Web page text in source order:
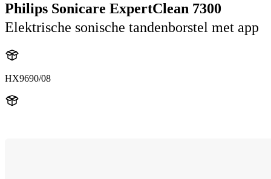
Philips Sonicare ExpertClean 7300
Elektrische sonische tandenborstel met app
HX9690/08